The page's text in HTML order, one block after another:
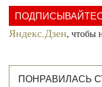
Яндекс.Дзен, чтобы
ПОНРАВИЛАСЬ